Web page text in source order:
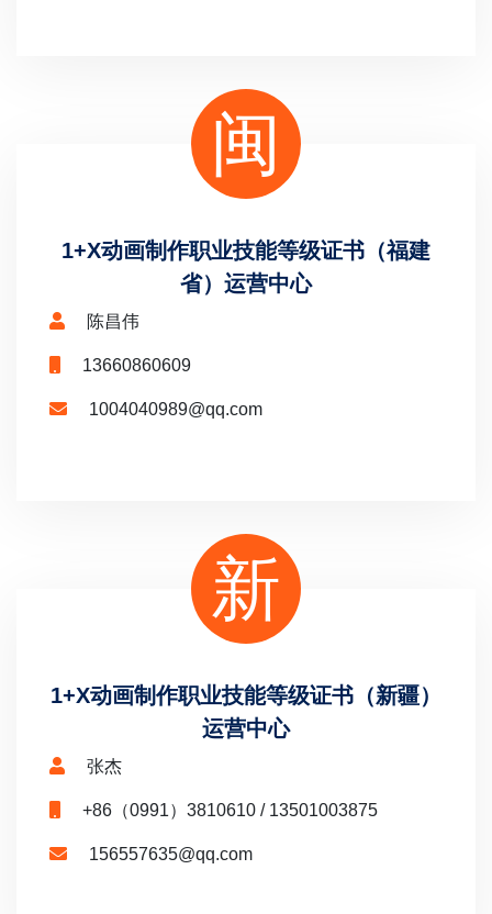
闽
1+X动画制作职业技能等级证书（福建
省）运营中心
陈昌伟
13660860609
1004040989@qq.com
新
1+X动画制作职业技能等级证书（新疆）
运营中心
张杰
+86（0991）3810610 / 13501003875
156557635@qq.com